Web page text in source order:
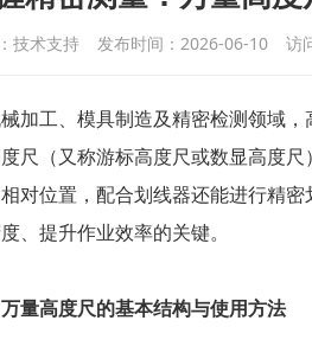
技术支持 发布时间：2026-06-10 访
加工、模具制造及精密检测领域
尺（又称游标高度尺或数显高度
对位置，配合划线器还能进行精
、提升作业效率的关键。
量高度尺的基本结构与使用方法